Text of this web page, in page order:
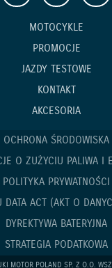
MOTOCYKLE
PROMOCJE
JAZDY TESTOWE
KONTAKT
AKCESORIA
OCHRONA ŚRODOWISKA
O ZUŻYCIU PALIWA I
POLITYKA PRYWATNOŚCI
DATA ACT (AKT O
DYREKTYWA BATERYJNA
STRATEGIA PODATKOWA
MOTOR POLAND SP. Z O.O.